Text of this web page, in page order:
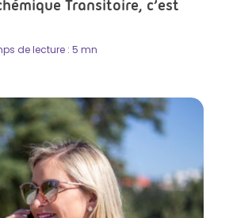
Transitoire, c’est
de lecture : 5 mn